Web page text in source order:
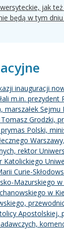
jak
będą w tym
inauguracji
m.in. prezydent
marszałek Sejmu
Tomasz Grodzki,
Polski,
rektor
Katolickiego
Curie-
Mazurskiego
w
Apostolskiej,